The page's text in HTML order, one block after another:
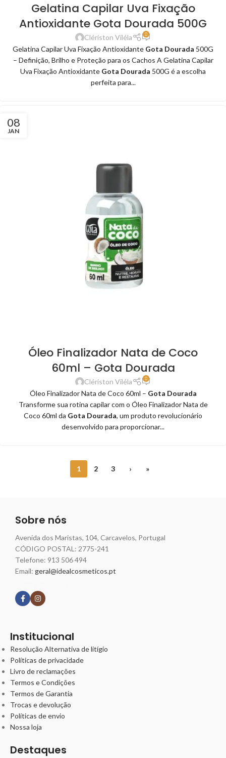
Gelatina Capilar Uva Fixação
Antioxidante Gota Dourada 500G
Clériston Viléla 0
Gelatina Capilar Uva Fixação Antioxidante Gota Dourada 500G
– Definição, Brilho e Proteção para os Cachos A Gelatina Capilar
Uva Fixação Antioxidante Gota Dourada 500G é a escolha
perfeita para...
08
JAN
Óleo Finalizador Nata de Coco
60ml – Gota Dourada
Clériston Viléla 0
Óleo Finalizador Nata de Coco 60ml – Gota Dourada
Transforme sua rotina capilar com o Óleo Finalizador Nata de
Coco 60ml da Gota Dourada, um produto revolucionário
desenvolvido para proporcionar...
1 2 3 › »
Sobre nós
Avenida dos Maristas, 104, Carcavelos, Portugal
CÓDIGO POSTAL: 2775-241
Telefone: 913 506 494
Email: geral@idealcosmeticos.pt
Institucional
Resolução Alternativa de litígio
Políticas de privacidade
Livro de reclamações
Termos e Condições
Termos de Garantia
Trocas e devolução
Políticas de envio
Nossa loja
Destaques